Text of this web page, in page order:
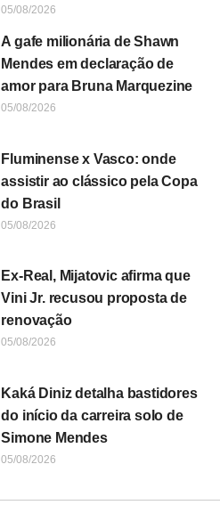
05/08/2026
A gafe milionária de Shawn
Mendes em declaração de
amor para Bruna Marquezine
05/08/2026
Fluminense x Vasco: onde
assistir ao clássico pela Copa
do Brasil
05/08/2026
Ex-Real, Mijatovic afirma que
Vini Jr. recusou proposta de
renovação
05/08/2026
Kaká Diniz detalha bastidores
do início da carreira solo de
Simone Mendes
05/08/2026